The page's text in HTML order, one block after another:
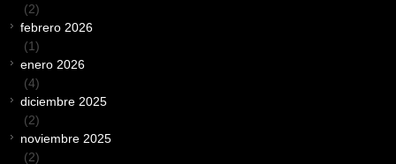
(2)
febrero 2026
(1)
enero 2026
(4)
diciembre 2025
(2)
noviembre 2025
(2)